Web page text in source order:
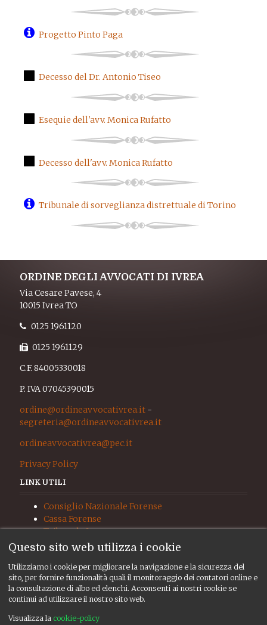
Progetto Pinto Paga
Decesso del Dr. Antonio Tiseo
Esequie dell'avv. Monica Rufatto
Decesso dell'avv. Monica Rufatto
Tribunale di sorveglianza distrettuale di Torino
ORDINE DEGLI AVVOCATI DI IVREA
Via Cesare Pavese, 4
10015 Ivrea TO
0125 1961120
0125 1961129
C.F. 84005330018
P. IVA 07045390015
ordine@ordineavvocativrea.it -
segreteria@ordineavvocativrea.it
ordineavvocativrea@pec.it
Privacy Policy
LINK UTILI
Consiglio Nazionale Forense
Cassa Forense
Tribunale Ivrea
Procura Ivrea
UNEP
RISORSE
Questo sito web utilizza i cookie
Utilizziamo i cookie per migliorare la navigazione e la sicurezza del
sito, per fornire funzionalità quali il monitoraggio dei contatori online e
la consultazione di albo ed elenchi. Acconsenti ai nostri cookie se
continui ad utilizzare il nostro sito web.
Visualizza la cookie-policy